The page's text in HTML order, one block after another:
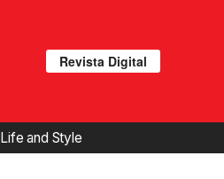
Revista Digital
Life and Style